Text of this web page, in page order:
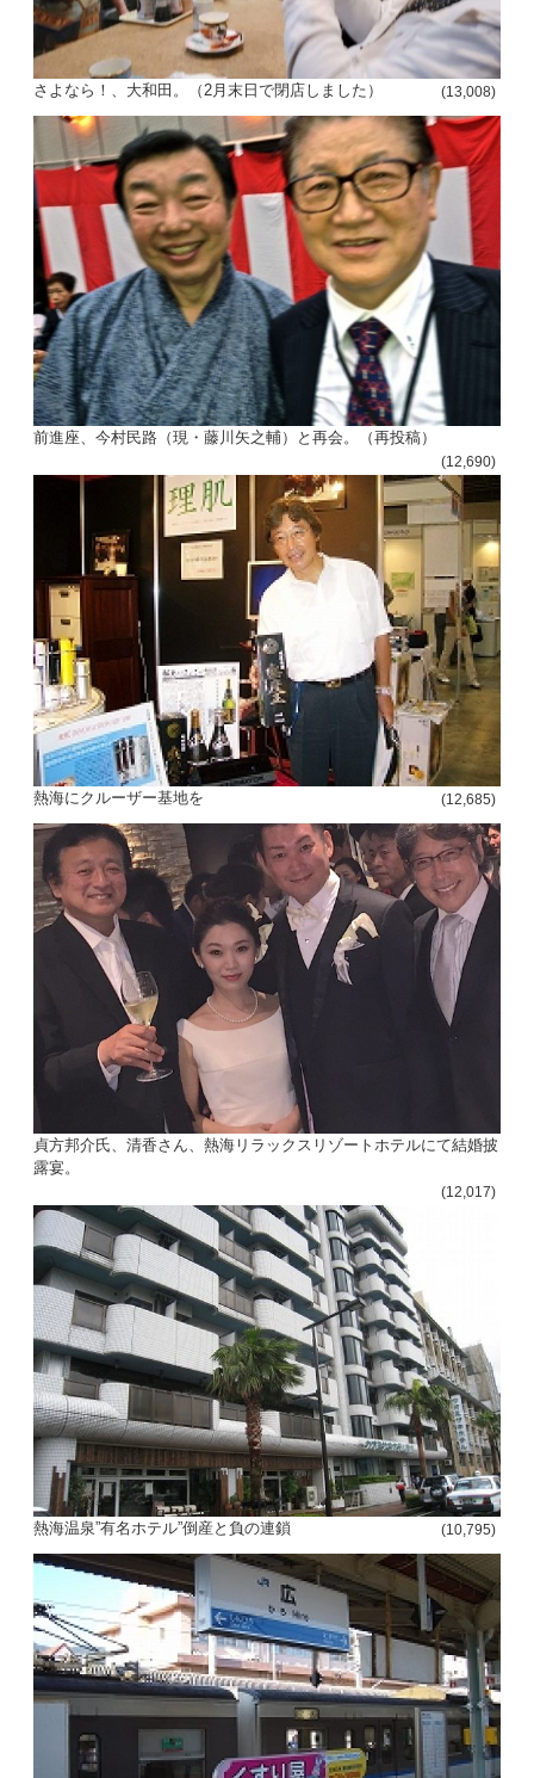
さよなら！、大和田。（2月末日で閉店しました） (13,008)
前進座、今村民路（現・藤川矢之輔）と再会。（再投稿）
(12,690)
熱海にクルーザー基地を (12,685)
貞方邦介氏、清香さん、熱海リラックスリゾートホテルにて結婚披
露宴。
(12,017)
熱海温泉”有名ホテル”倒産と負の連鎖 (10,795)